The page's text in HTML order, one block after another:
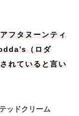
フタヌーンティ
（ロダ
れていると言い
ッドクリーム